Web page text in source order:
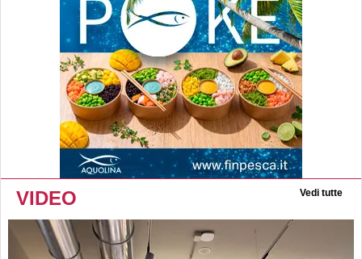
VIDEO Vedi tutte